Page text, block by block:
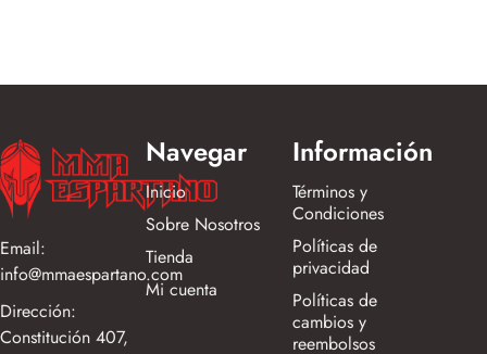
Email:
info@mmaespartano.com
Dirección:
Constitución 407,
Navegar
Inicio
Sobre Nosotros
Tienda
Mi cuenta
Información
Términos y
Condiciones
Políticas de
privacidad
Políticas de
cambios y
reembolsos